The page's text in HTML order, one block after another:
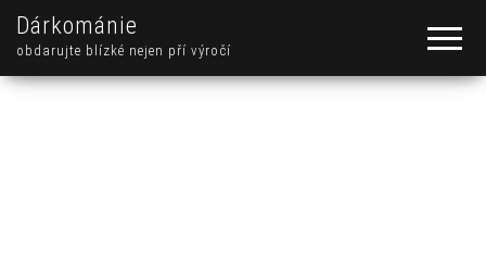
Dárkománie
obdarujte blízké nejen pří výročí